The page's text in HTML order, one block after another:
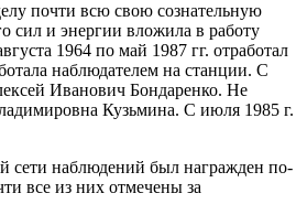
почти всю свою сознательную
сил и энергии вложила в работу
1964 по май 1987 гг. отработал
наблюдателем на станции. С
Иванович Бондаренко. Не
Кузьмина. С июля 1985 г.
сети наблюдений был награжден по-
все из них отмечены за